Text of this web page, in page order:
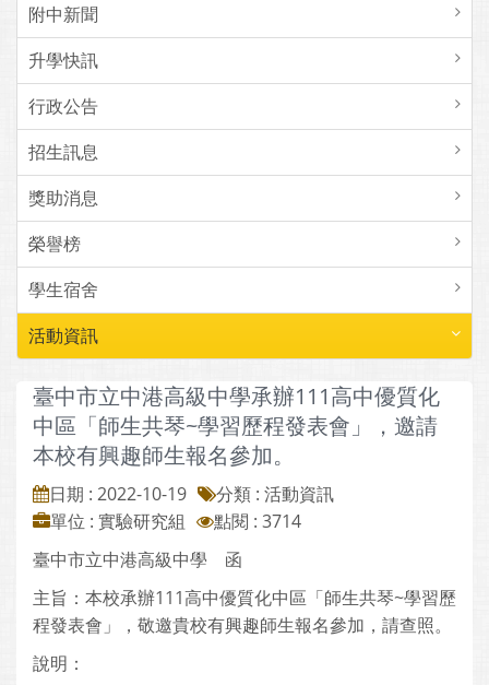
附中新聞
升學快訊
行政公告
招生訊息
獎助消息
榮譽榜
學生宿舍
活動資訊
臺中市立中港高級中學承辦111高中優質化
中區「師生共琴~學習歷程發表會」，邀請
本校有興趣師生報名參加。
日期 : 2022-10-19
分類 : 活動資訊
單位 : 實驗研究組
點閱 : 3714
臺中市立中港高級中學 函
主旨：本校承辦111高中優質化中區「師生共琴~學習歷
程發表會」，敬邀貴校有興趣師生報名參加，請查照。
說明：